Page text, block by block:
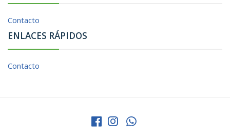
Contacto
ENLACES RÁPIDOS
Contacto